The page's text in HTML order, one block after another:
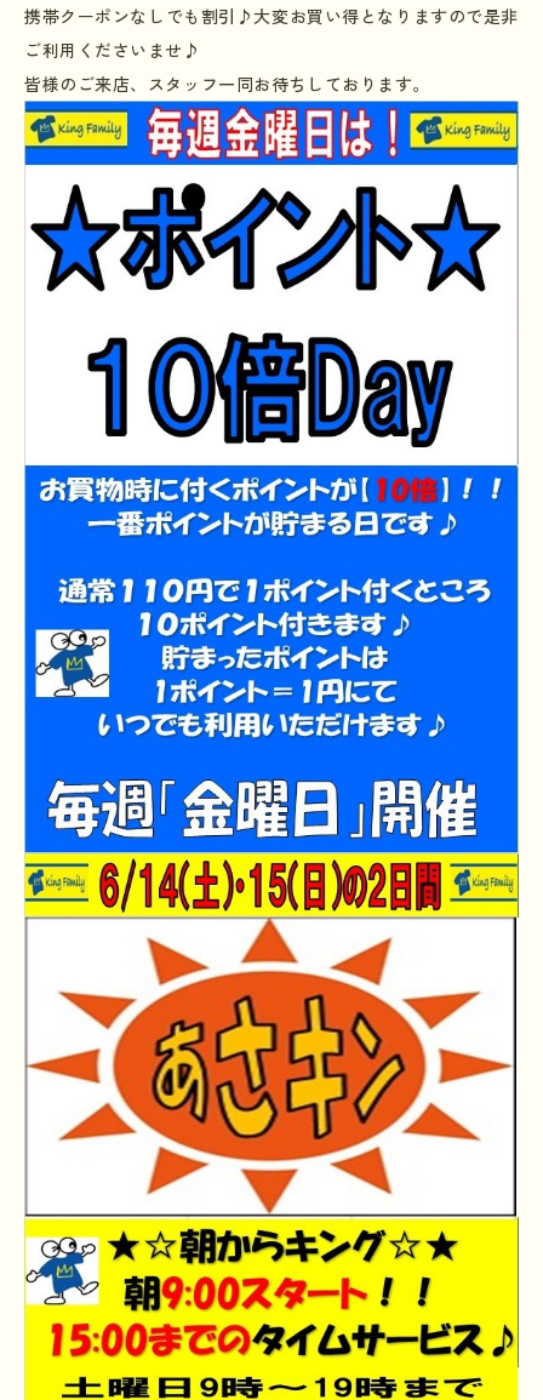
携帯クーポンなしでも割引♪大変お買い得となりますので是非
ご利用くださいませ♪
皆様のご来店、スタッフ一同お待ちしております。